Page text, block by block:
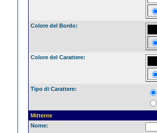
Colore del Bordo:
Colore del Carattere:
Tipo di Carattere:
Mittente
Nome: